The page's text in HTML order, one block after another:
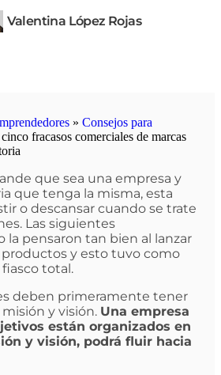
Valentina López Rojas
» Consejos para
fracasos comerciales de marcas
que sea una empresa y
que tenga la misma, esta
o descansar cuando se trate
Las siguientes
la pensaron tan bien al lanzar
y esto tuvo como
total.
deben primeramente tener
y visión. Una empresa
están organizados en
y visión, podrá fluir hacia